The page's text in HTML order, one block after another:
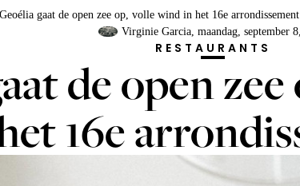
Geoélia gaat de open zee op, volle wind in het 16e arrondissement
Virginie Garcia, maandag, september
RESTAURANTS
de open
16e